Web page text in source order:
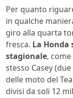
Per quanto
in qualche
giro alla quarta
fresca. La
stagionale,
stesso Casey
delle moto del
divisi da soli 12